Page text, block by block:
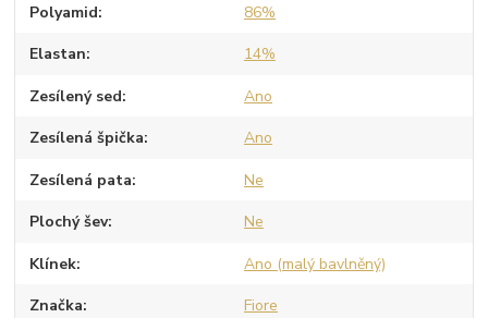
Polyamid 86%
Elastan 14%
Zesílený sed Ano
Zesílená špička Ano
Zesílená pata Ne
Plochý šev Ne
Klínek Ano (malý bavlněný)
Značka Fiore